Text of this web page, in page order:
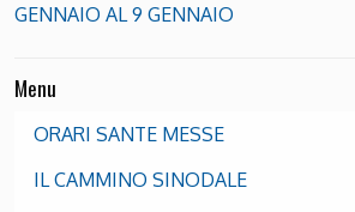
GENNAIO AL 9 GENNAIO
Menu
ORARI SANTE MESSE
IL CAMMINO SINODALE